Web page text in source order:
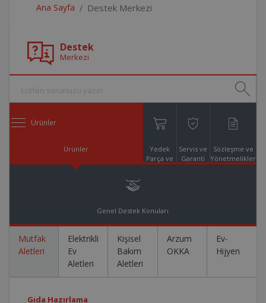
Ana Sayfa Destek Merkezi
Destek
Merkezi
Ürünler
Ürünler
Yedek
Parça ve
Servis ve
Garanti
Sözleşme ve
Yönetmelikler
Genel Destek Konuları
Mutfak
Aletleri
Elektrikli
Ev
Aletleri
Kişisel
Bakım
Aletleri
Arzum
OKKA
Ev-
Hijyen
Gıda Hazırlama